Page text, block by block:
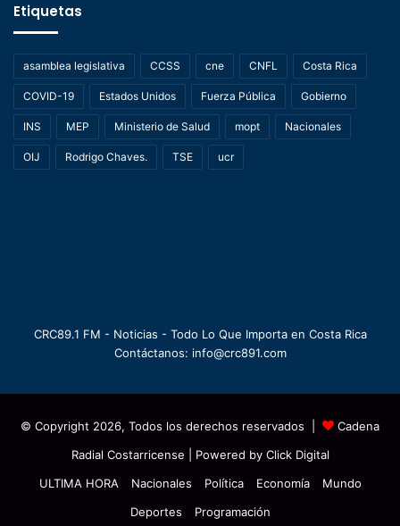
Etiquetas
asamblea legislativa CCSS cne CNFL Costa Rica
COVID-19 Estados Unidos Fuerza Pública Gobierno
INS MEP Ministerio de Salud mopt Nacionales
OIJ Rodrigo Chaves. TSE ucr
CRC89.1 FM - Noticias - Todo Lo Que Importa en Costa Rica
Contáctanos: info@crc891.com
© Copyright 2026, Todos los derechos reservados |
Cadena
Radial Costarricense | Powered by Click Digital
ULTIMA HORA
Nacionales Política Economía
Mundo
Deportes
Programación